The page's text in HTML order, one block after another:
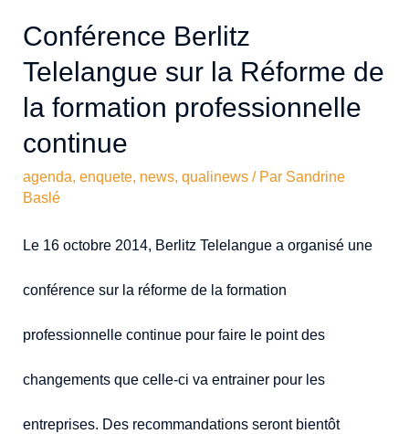
Conférence Berlitz
Telelangue sur la Réforme de
la formation professionnelle
continue
agenda,enquete, news,qualinews / Par Sandrine
Baslé
Le 16 octobre 2014, Berlitz Telelangue a organisé une
conférence sur la réforme de la formation
professionnelle continue pour faire le point des
changements que celle-ci va entrainer pour les
entreprises. Des recommandations seront bientôt